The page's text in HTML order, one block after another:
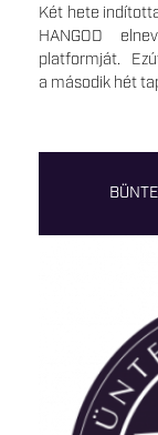
Két hete
HANGOD
platformját.
a második hét